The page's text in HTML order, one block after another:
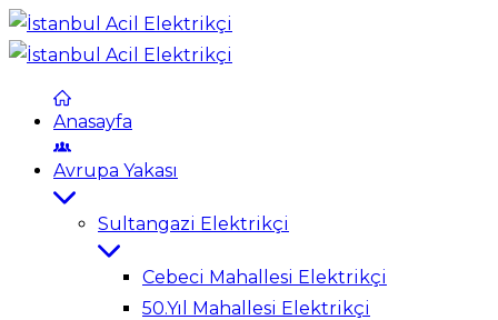
Anasayfa
Avrupa Yakası
Sultangazi Elektrikçi
Cebeci Mahallesi Elektrikçi
50.Yıl Mahallesi Elektrikçi